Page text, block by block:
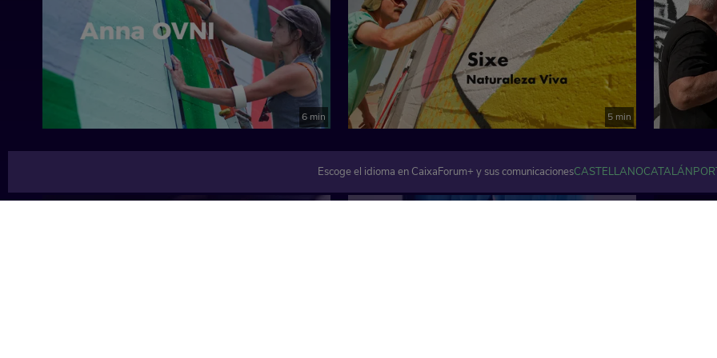
6 min 5 min
Escoge el idioma en CaixaForum+ y sus comunicacionesCASTELLANOCATALÁN